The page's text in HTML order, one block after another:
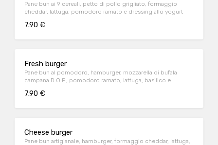
Pane bun ai 9 cereali, petto di pollo grigliato, formaggio
cheddar, lattuga, pomodoro ramato e dressing allo yogurt
7.90 €
Fresh burger
Pane bun al pomodoro, hamburger, mozzarella di bufala
campana D.O.P., pomodoro ramato, lattuga, basilico e
7.90 €
Cheese burger
Pane bun artigianale, hamburger, formaggio cheddar, lattuga,